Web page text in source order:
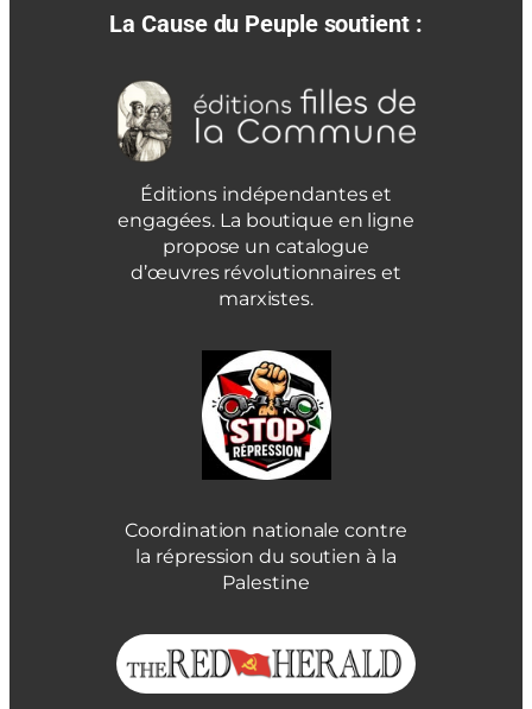
La Cause du Peuple soutient :
Éditions indépendantes et
engagées. La boutique en ligne
propose un catalogue
d’œuvres révolutionnaires et
marxistes.
Coordination nationale contre
la répression du soutien à la
Palestine